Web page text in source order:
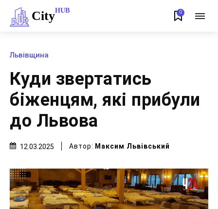
CityHUB 0
Львівщина
Куди звертатись
біженцям, які прибули
до Львова
12.03.2025 Автор: Максим Львівський